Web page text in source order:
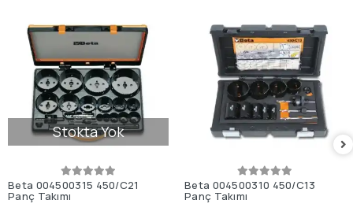
Stokta Yok
Beta 004500315 450/C21
Panç Takımı
Beta 004500310 450/C13
Panç Takımı